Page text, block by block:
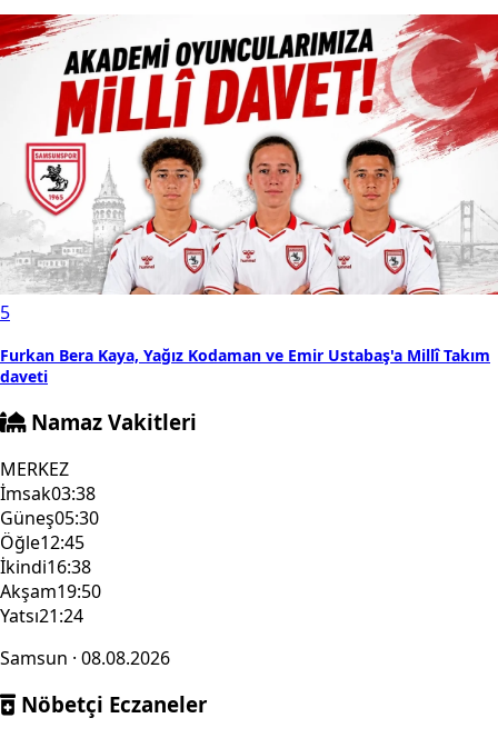
5
Furkan Bera Kaya, Yağız Kodaman ve Emir Ustabaş'a Millî Takım
daveti
Namaz Vakitleri
MERKEZ
İmsak03:38
Güneş05:30
Öğle12:45
İkindi16:38
Akşam19:50
Yatsı21:24
Samsun · 08.08.2026
Nöbetçi Eczaneler